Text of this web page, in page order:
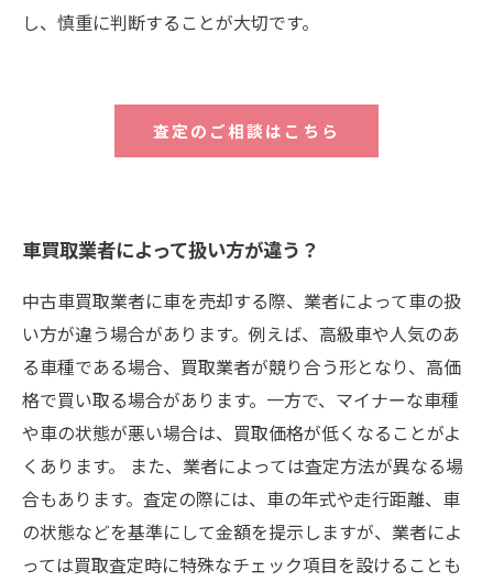
し、慎重に判断することが大切です。
査定のご相談はこちら
車買取業者によって扱い方が違う？
中古車買取業者に車を売却する際、業者によって車の扱
い方が違う場合があります。例えば、高級車や人気のあ
る車種である場合、買取業者が競り合う形となり、高価
格で買い取る場合があります。一方で、マイナーな車種
や車の状態が悪い場合は、買取価格が低くなることがよ
くあります。 また、業者によっては査定方法が異なる場
合もあります。査定の際には、車の年式や走行距離、車
の状態などを基準にして金額を提示しますが、業者によ
っては買取査定時に特殊なチェック項目を設けることも